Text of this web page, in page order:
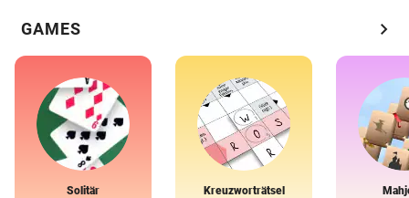
GAMES chevron_right
Solitär Kreuzworträtsel